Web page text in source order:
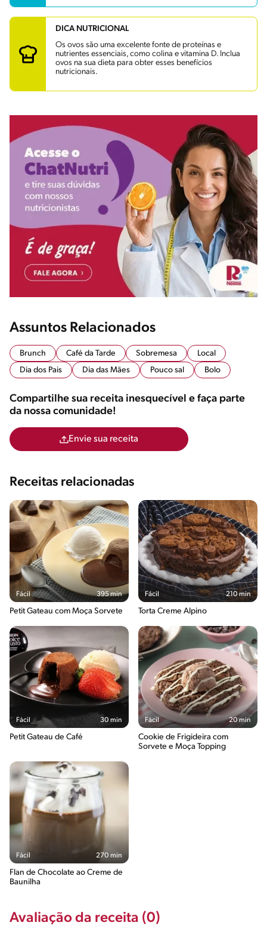
DICA NUTRICIONAL
Os ovos são uma excelente fonte de proteínas e
nutrientes essenciais, como colina e vitamina D. Inclua
ovos na sua dieta para obter esses benefícios
nutricionais.
Assuntos Relacionados
Brunch Café da Tarde Sobremesa
Local
Dia dos Pais
Dia das Mães Pouco sal Bolo
Compartilhe sua receita inesquecível e faça parte
da nossa comunidade!
Envie sua receita
Receitas relacionadas
Fácil 395 min
Petit Gateau com Moça Sorvete
Fácil 210 min
Torta Creme Alpino
Fácil 30 min
Petit Gateau de Café
Fácil 20 min
Cookie de Frigideira com
Sorvete e Moça Topping
Fácil 270 min
Flan de Chocolate ao Creme de
Baunilha
Avaliação da receita (0)